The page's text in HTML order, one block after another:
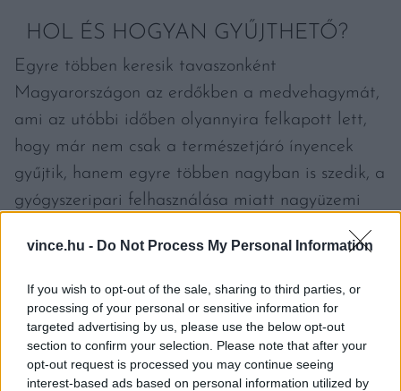
vince.hu - Do Not Process My Personal Information
If you wish to opt-out of the sale, sharing to third parties, or
processing of your personal or sensitive information for
targeted advertising by us, please use the below opt-out
section to confirm your selection. Please note that after your
opt-out request is processed you may continue seeing
interest-based ads based on personal information utilized by
HOL ÉS HOGYAN GYŰJTHETŐ?
Egyre többen keresik tavaszonként
Magyarországon az erdőkben a medvehagymát,
ami az utóbbi időben olyannyira felkapott lett,
hogy már nem csak a természetjáró ínyencek
gyűjtik, hanem egyre többen nagyban is szedik, a
gyógyszeripari felhasználása miatt nagyüzemi
módon. A nagyarányú gyűjtés miatt sok helyen
megritkult a természetes állomány, ezért már
nem is mindenhol engedélyezett a már
medvehagyma felszedése. Hogy pontosan
mennyit szabad szednünk belőle kirándulásaink
során, arrólITTírtunk.